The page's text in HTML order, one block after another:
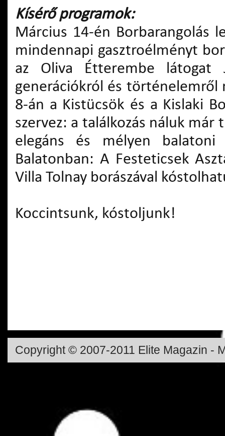
Kísérő programok:
Március 14-én Borbarangolás
mindennapi gasztroélményt
az Oliva Étterembe látogat
generációkról és történelemről
8-án a Kistücsök és a Kislaki
szervez: a találkozás náluk már
elegáns és mélyen
Balatonban: A Festeticsek
Villa Tolnay borászával
Koccintsunk, kóstoljunk!
Copyright © 2007-2011 Elite Magazin -